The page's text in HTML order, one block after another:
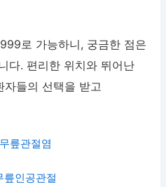
로 가능하니, 궁금한 점은
다. 편리한 위치와 뛰어난
들의 선택을 받고